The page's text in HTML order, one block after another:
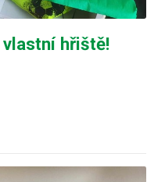
vlastní hřiště!